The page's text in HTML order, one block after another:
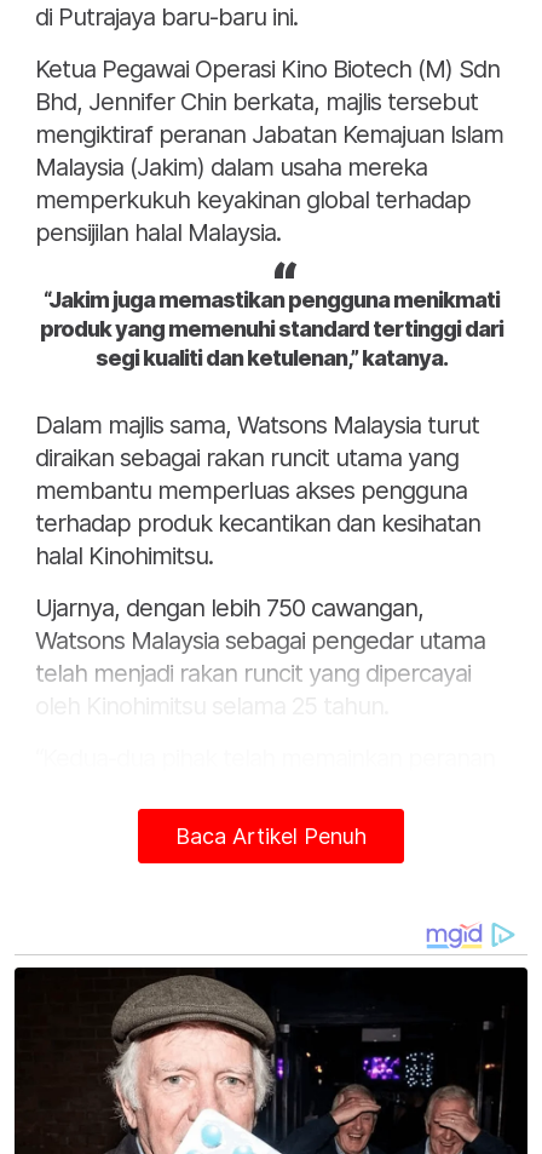
di Putrajaya baru-baru ini.
Ketua Pegawai Operasi Kino Biotech (M) Sdn
Bhd, Jennifer Chin berkata, majlis tersebut
mengiktiraf peranan Jabatan Kemajuan Islam
Malaysia (Jakim) dalam usaha mereka
memperkukuh keyakinan global terhadap
pensijilan halal Malaysia.
“Jakim juga memastikan pengguna menikmati
produk yang memenuhi standard tertinggi dari
segi kualiti dan ketulenan,” katanya.
Dalam majlis sama, Watsons Malaysia turut
diraikan sebagai rakan runcit utama yang
membantu memperluas akses pengguna
terhadap produk kecantikan dan kesihatan
halal Kinohimitsu.
Ujarnya, dengan lebih 750 cawangan,
Watsons Malaysia sebagai pengedar utama
telah menjadi rakan runcit yang dipercayai
oleh Kinohimitsu selama 25 tahun.
mudah diakses oleh pengguna di Malaysia,”
Baca Artikel Penuh